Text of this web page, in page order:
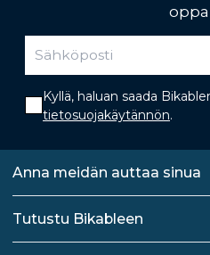
Kyllä, haluan saada
tietosuojakäytännön.
Anna meidän auttaa sinua
Tutustu Bikableen